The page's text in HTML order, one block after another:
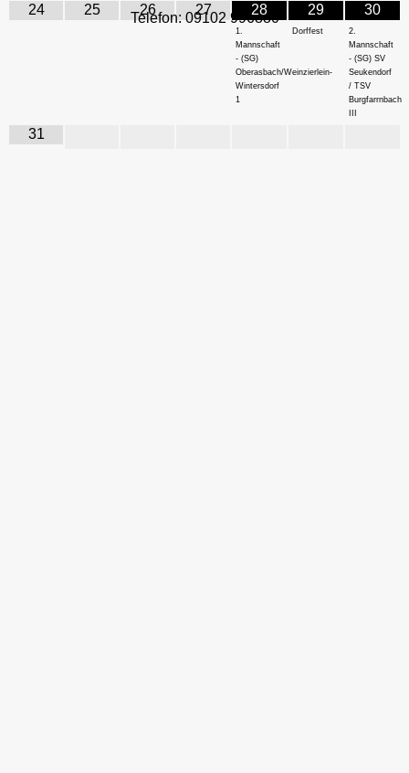
24 25 26 27 28
1.
Mannschaft
- (SG)
Oberasbach/Weinzierlein-
Wintersdorf
1
29
Dorffest
30
2.
Mannschaft
- (SG) SV
Seukendorf
/ TSV
Burgfarrnbach
31
Telefon: 09102 996880